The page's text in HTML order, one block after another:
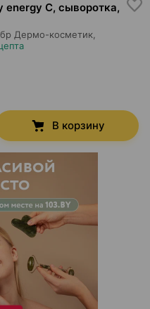
energy C, сыворотка,
Дермо-косметик
В корзину